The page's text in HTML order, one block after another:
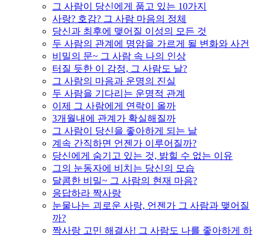
그 사람이 당신에게 품고 있는 10가지
사랑? 호감? 그 사람 마음의 정체
당신과 최후에 맺어질 이성의 모든 것
두 사람의 관계에 명암을 가르게 될 변화와 사건
비밀의 문~ 그 사람 속 나의 인상
터질 듯한 이 감정, 그 사람도 날?
그 사람의 마음과 운명의 진실
두 사람을 기다리는 운명적 관계
이제 그 사람에게 연락이 올까
3개월내에 관계가 확실해질까
그 사람이 당신을 좋아하게 되는 날
계속 간직하면 언젠가 이루어질까?
당신에게 숨기고 있는 것, 밝힐 수 없는 이유
그의 눈동자에 비치는 당신의 모습
달콤한 비밀~ 그 사람의 현재 마음?
응답하라 짝사랑
눈물나는 괴로운 사랑, 언젠가 그 사람과 맺어질
까?
짝사랑 고민 해결사! 그 사람도 나를 좋아하게 하